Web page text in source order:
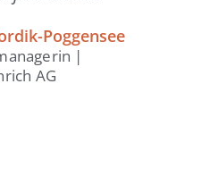
Poggensee
|
AG